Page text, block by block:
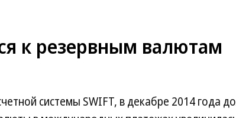
к резервным валютам
системы SWIFT, в декабре 2014 года